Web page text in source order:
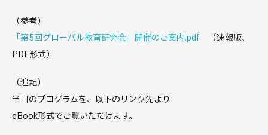
（参考）
「第5回グローバル教育研究会」開催のご案内.pdf （速報版、
PDF形式）
（追記）
当日のプログラムを、以下のリンク先より
eBook形式でご覧いただけます。